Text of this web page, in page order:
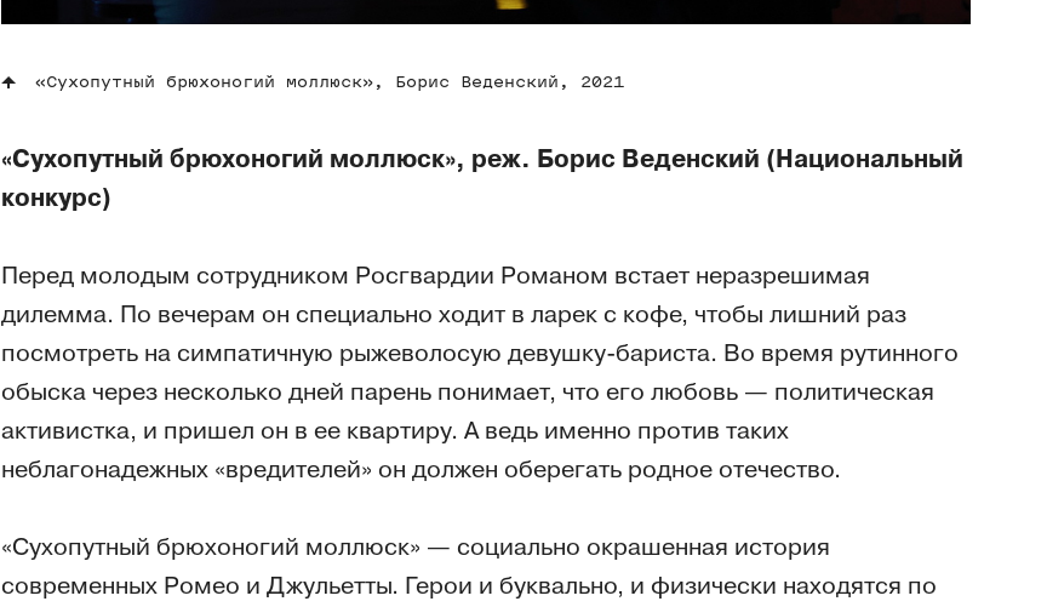
«Сухопутный брюхоногий моллюск», Борис Веденский, 2021
«Сухопутный брюхоногий моллюск», реж. Борис Веденский (Национальный
конкурс)
Перед молодым сотрудником Росгвардии Романом встает неразрешимая
дилемма. По вечерам он специально ходит в ларек с кофе, чтобы лишний раз
посмотреть на симпатичную рыжеволосую девушку-бариста. Во время рутинного
обыска через несколько дней парень понимает, что его любовь — политическая
активистка, и пришел он в ее квартиру. А ведь именно против таких
неблагонадежных «вредителей» он должен оберегать родное отечество.
«Сухопутный брюхоногий моллюск» — социально окрашенная история
современных Ромео и Джульетты. Герои и буквально, и физически находятся по